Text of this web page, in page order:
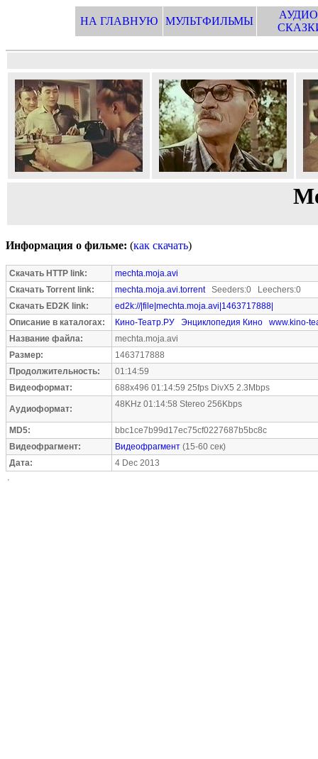
НА ГЛАВНУЮ МУЛЬТФИЛЬМЫ
Информация о фильме: (как скачать)
Скачать HTTP link:
mechta.moja.avi
Скачать Torrent link:
mechta.moja.avi.torrentSeeders:0 Leechers:0
Скачать ED2K link:
ed2k://|file|mechta.moja.avi|1463717888|
Описание в каталогах:
Кино-Театр.РУ Энциклопедия Кино
www.kino-
Название файла:
mechta.moja.avi
Размер:
1463717888
Продолжительность:
01:14:59
Видеоформат:
688x496 01:14:59 25fps DivX5 2.3Mbps
Аудиоформат: 48KHz 01:14:58 Stereo 256Kbps
MD5:
bbc1ce7b99d17ec75cf0227687b5bc8c
Видеофрагмент:
Видеофрагмент (15-60 сек)
Дата:
4 Dec 2013